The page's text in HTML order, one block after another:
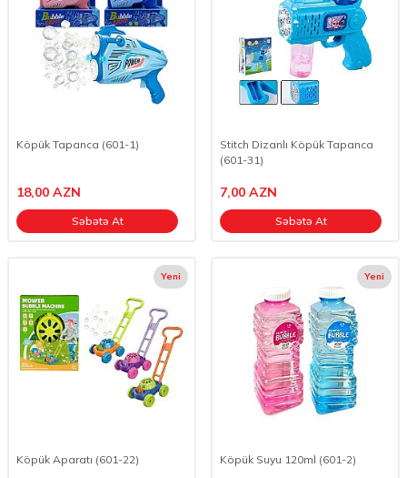
Köpük Tapanca (601-1)
18,00 AZN
Səbətə At
Stitch Dizanlı Köpük Tapanca
(601-31)
7,00 AZN
Səbətə At
Yeni
Köpük Aparatı (601-22)
Yeni
Köpük Suyu 120ml (601-2)